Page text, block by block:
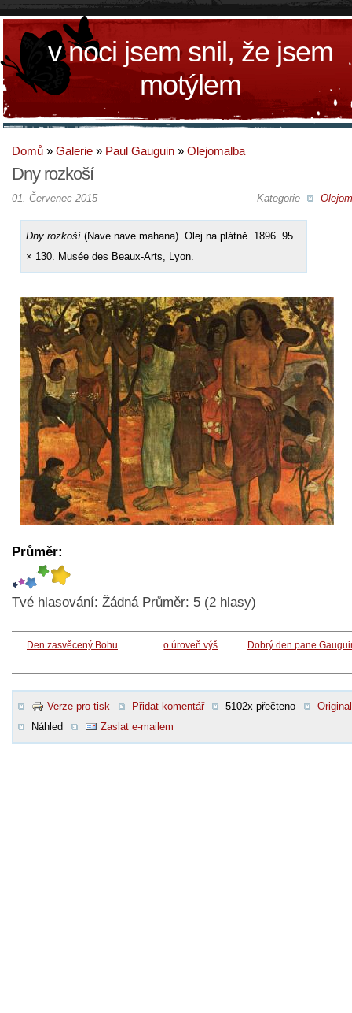
v noci jsem snil, že jsem
motýlem
Domů » Galerie » Paul Gauguin » Olejomalba
Dny rozkoší
Kategorie
01. Červenec 2015
Dny rozkoší(Nave nave mahana). Olej na plátně. 1896. 95
× 130. Musée des Beaux-Arts, Lyon.
Průměr:
Tvé hlasování: Žádná Průměr: 5 (2 hlasy)
Den zasvěcený Bohu o úroveň výš Dobrý den pane
Verze pro tisk Přidat komentář 5102x přečteno
Original
Náhled
Zaslat e-mailem